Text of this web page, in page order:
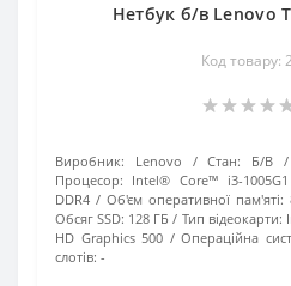
Нетбук б/в Lenovo
Код товару:
Виробник: Lenovo Стан: Б/В
Процесор: Intel® Core™ i3-1005G1
DDR4
Об'єм оперативної пам'яті:
Обсяг SSD: 128 ГБ Тип відеокарти:
HD Graphics 500
Операційна
слотів: -